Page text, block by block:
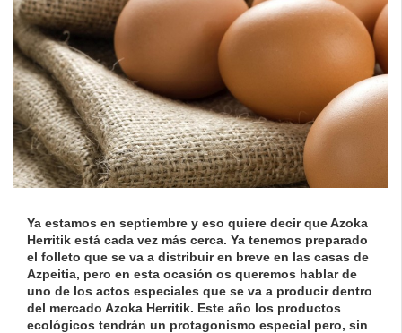
Ya estamos en septiembre y eso quiere decir queAzoka
Herritik está cada vez más cerca. Ya tenemos preparado
el folleto que se va a distribuir en breve en las casas de
Azpeitia, pero en esta ocasión os queremos hablar de
uno de los actos especiales que se va a producir dentro
del mercado Azoka Herritik. Este año los productos
ecológicos tendrán un protagonismo especial pero, sin